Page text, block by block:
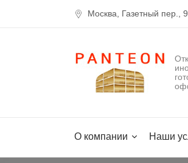
Москва, Газетный пер.,
О компании Наши